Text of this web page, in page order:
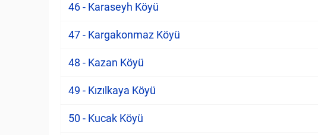
46 - Karaseyh Köyü
47 - Kargakonmaz Köyü
48 - Kazan Köyü
49 - Kızılkaya Köyü
50 - Kucak Köyü